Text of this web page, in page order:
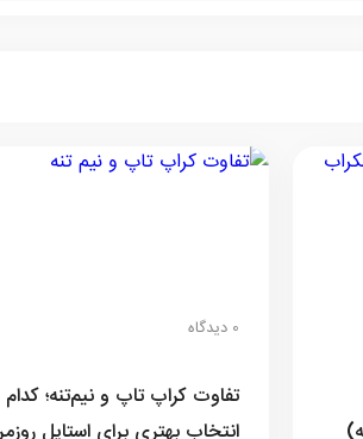
0 دیدگاه
تفاوت کراپ تاپ و نیم‌تنه؛ کدام
انتخاب بهتری برای استایل